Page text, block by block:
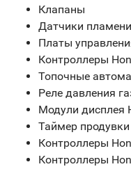
Клапаны
Датчики
Платы
Контроллеры
Топочные
Реле давления
Модули дисплея
Таймер
Контроллеры
Контроллеры